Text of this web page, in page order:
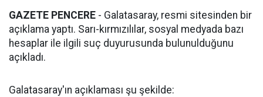
GAZETE PENCERE - Galatasaray, resmi sitesinden bir
açıklama yaptı. Sarı-kırmızılılar, sosyal medyada bazı
hesaplar ile ilgili suç duyurusunda bulunulduğunu
açıkladı.
Galatasaray'ın açıklaması şu şekilde: